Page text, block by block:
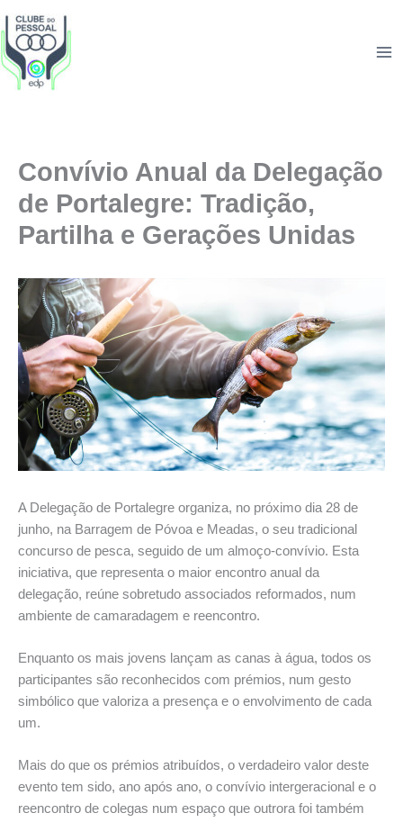
to
content
Convívio Anual da Delegação
de Portalegre: Tradição,
Partilha e Gerações Unidas
A Delegação de Portalegre organiza, no próximo dia 28 de
junho, na Barragem de Póvoa e Meadas, o seu tradicional
concurso de pesca, seguido de um almoço-convívio. Esta
iniciativa, que representa o maior encontro anual da
delegação, reúne sobretudo associados reformados, num
ambiente de camaradagem e reencontro.
Enquanto os mais jovens lançam as canas à água, todos os
participantes são reconhecidos com prémios, num gesto
simbólico que valoriza a presença e o envolvimento de cada
um.
Mais do que os prémios atribuídos, o verdadeiro valor deste
evento tem sido, ano após ano, o convívio intergeracional e o
reencontro de colegas num espaço que outrora foi também